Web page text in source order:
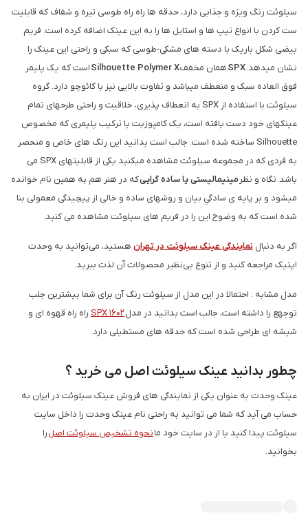
سیلوئت رنگ ویژه و جذابی دارد، حدقه ها راه راه طوسی تیره و شفاف که قابلیت
ست کردن با انواع تیپ ها و استایل ها را به این عینک اضافه کرده است. فریم
بیضی شکل باریک با دسته های مشکی-طوسی که سبکی و راحتی این عینک را
نشان میدهد.SPXهمان مخففSilhouette Polymer Xاست که یک پلیمر
فوق العاده سبک و منعطف می­باشد و تفاوت بالایی نیز با کائوچو دارد. گروه
سیلوئت با استفاده از SPX به انعطاف پذیری، خلاقیت و راحتی طرح­های تمام
عینک­های خود دست یافته است، یک کامپوزیت یا ترکیب پلیمری که مخصوص
Silhouette ساخته شده است. جالب است بدانید این رنگ های خاص و منحصر
به فردی که در مجموعه سیلوئت مشاهده میکنید یکی از قابلیتهای SPX می
باشد. نگاه و نظر مینیمالیستی یا ساده گراییکه در هنر هم به همین نام خوانده
می­شود و بر پایه ­ی سادگیِ بیان و روش­های ساده و خالی از پیچیدگی معمولی بنا
شده است که به وضوح این را در فریم های سیلوئت مشاهده می کنید.
اگر به دنبال نمایندگی عینک سیلوئت در تهران هستید، می‌توانید به وحدت
اپتیک مراجعه کنید و از تنوع بی‌نظیر محصولات آن لذت ببرید.
مدل مشابه : احتمالا در این مدل از سیلوئت رنگ آن برای شما بیشترین جلب
توجهع را داشته است، جالب است بدانید در مدلSPX 1602 راه راه قهوه ای و
شیشه ای طراحی شده است که حدقه های مستطیلی دارد.
چطور بدانید عینک سیلوئت اصل می خرید ؟
عینک وحدت به عنوان یکی از نمایندگی های فروش عینک سیلوئت در ایران به
حساب می آید که شما می توانید به راحتی نام عینک وحدت را داخل سایت
سیلوئت پیدا کنید یا از در سایت خود مانحوه تشخیص سیلوئت اصلرا
بخوانید.